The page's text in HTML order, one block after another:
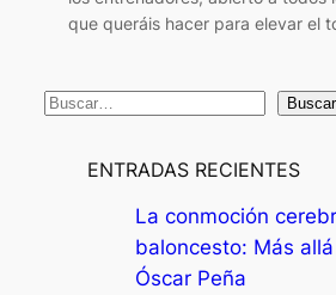
que queráis hacer para elevar el
B
Buscar
ENTRADAS RECIENTES
La conmoción
baloncesto: Más
Óscar Peña